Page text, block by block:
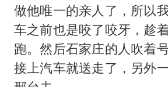
做他唯一的亲人了，所以
车之前也是咬了咬牙，趁
跑。然后石家庄的人吹着
接上汽车就送走了，另外